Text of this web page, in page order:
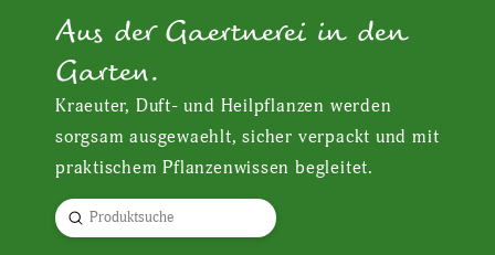
Aus der Gaertnerei in den
Garten.
Kraeuter, Duft- und Heilpflanzen werden
sorgsam ausgewaehlt, sicher verpackt und mit
praktischem Pflanzenwissen begleitet.
Search
Submit